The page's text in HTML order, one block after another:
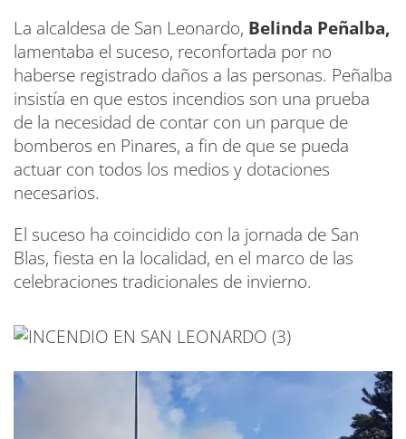
La alcaldesa de San Leonardo, Belinda Peñalba,
lamentaba el suceso, reconfortada por no
haberse registrado daños a las personas. Peñalba
insistía en que estos incendios son una prueba
de la necesidad de contar con un parque de
bomberos en Pinares, a fin de que se pueda
actuar con todos los medios y dotaciones
necesarios.
El suceso ha coincidido con la jornada de San
Blas, fiesta en la localidad, en el marco de las
celebraciones tradicionales de invierno.